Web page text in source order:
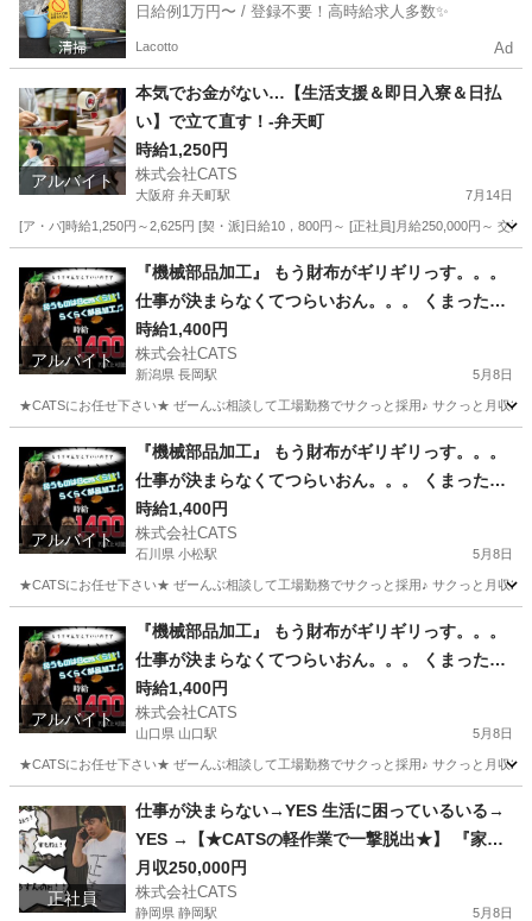
日給例1万円〜 / 登録不要！高時給求人多数✨
Lacotto Ad
アルバイト
本気でお金がない…【生活支援＆即日入寮＆日払
い】で立て直す！-弁天町
時給1,250円
株式会社CATS
大阪府 弁天町駅 7月14日
[ア・パ]時給1,250円～2,625円 [契・派]日給10，800円～ [正社員]月給250,000円～ 交
弁天町駅 仕分け 生活支援
アルバイト
『機械部品加工』 もう財布がギリギリっす。。。
仕事が決まらなくてつらいおん。。。 くまったく
まった。。。－新潟県版
時給1,400円
株式会社CATS
新潟県 長岡駅 5月8日
★CATSにお任せ下さい★ ぜーんぶ相談して工場勤務でサクっと採用♪ サクっと月
長岡駅 仕分け 時給
アルバイト
『機械部品加工』 もう財布がギリギリっす。。。
仕事が決まらなくてつらいおん。。。 くまったく
まった。。。－石川県版
時給1,400円
株式会社CATS
石川県 小松駅 5月8日
★CATSにお任せ下さい★ ぜーんぶ相談して工場勤務でサクっと採用♪ サクっと月
小松駅 仕分け 時給
アルバイト
『機械部品加工』 もう財布がギリギリっす。。。
仕事が決まらなくてつらいおん。。。 くまったく
まった。。。－山口県版
時給1,400円
株式会社CATS
山口県 山口駅 5月8日
★CATSにお任せ下さい★ ぜーんぶ相談して工場勤務でサクっと採用♪ サクっと月
山口駅 仕分け
正社員
仕事が決まらない→YES 生活に困っているいる→
YES →【★CATSの軽作業で一撃脱出★】 『家賃0
円』『日払いOK』『高収入」-静岡県版
月収250,000円
株式会社CATS
静岡県 静岡駅 5月8日